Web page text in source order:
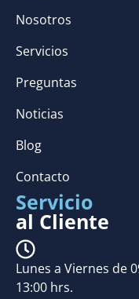
Nosotros
Servicios
Preguntas
Noticias
Blog
Contacto
Servicio
al Cliente
Lunes a Viernes de
13:00 hrs.